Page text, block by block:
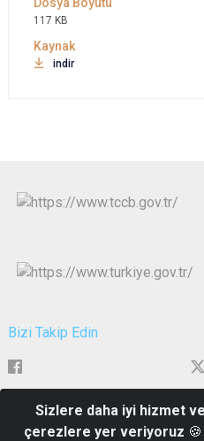
117 KB
indir
Bizi Takip Edin
Alitaşı Mahallesi
Sizlere daha iyi hizmet
çerezlere yer veriyoruz